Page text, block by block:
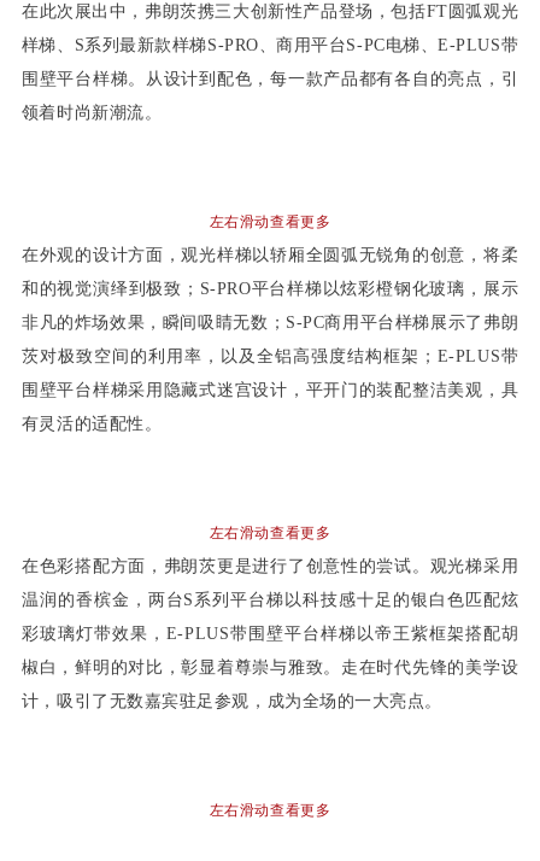
在此次展出中，弗朗茨携三大创新性产品登场，包括FT圆弧观光
样梯、S系列最新款样梯S-PRO、商用平台S-PC电梯、E-PLUS带
围壁平台样梯。从设计到配色，每一款产品都有各自的亮点，引
领着时尚新潮流。
左右滑动查看更多
在外观的设计方面，观光样梯以轿厢全圆弧无锐角的创意，将柔
和的视觉演绎到极致；S-PRO平台样梯以炫彩橙钢化玻璃，展示
非凡的炸场效果，瞬间吸睛无数；S-PC商用平台样梯展示了弗朗
茨对极致空间的利用率，以及全铝高强度结构框架；E-PLUS带
围壁平台样梯采用隐藏式迷宫设计，平开门的装配整洁美观，具
有灵活的适配性。
左右滑动查看更多
在色彩搭配方面，弗朗茨更是进行了创意性的尝试。观光梯采用
温润的香槟金，两台S系列平台梯以科技感十足的银白色匹配炫
彩玻璃灯带效果，E-PLUS带围壁平台样梯以帝王紫框架搭配胡
椒白，鲜明的对比，彰显着尊崇与雅致。走在时代先锋的美学设
计，吸引了无数嘉宾驻足参观，成为全场的一大亮点。
左右滑动查看更多